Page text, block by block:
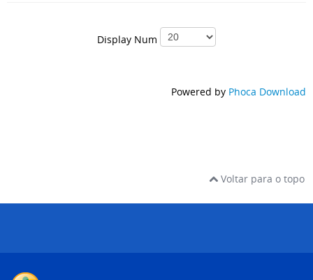
Display Num
Powered by Phoca Download
Voltar para o topo